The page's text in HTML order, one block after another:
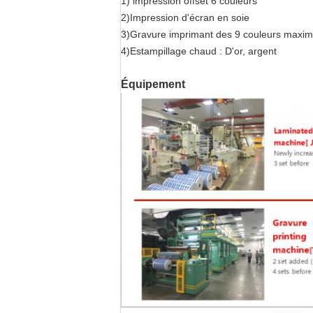
2)Impression d'écran en soie
3)Gravure imprimant des 9 couleurs
4)Estampillage chaud : D'or, argent
Équipement